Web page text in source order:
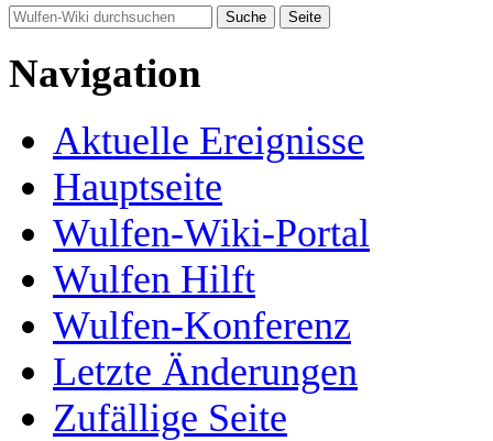
Navigation
Aktuelle Ereignisse
Hauptseite
Wulfen-Wiki-Portal
Wulfen Hilft
Wulfen-Konferenz
Letzte Änderungen
Zufällige Seite